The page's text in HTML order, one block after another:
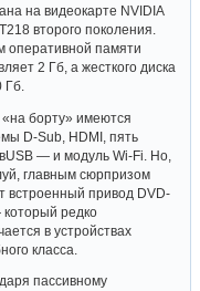
на видеокарте NVIDIA
второго поколения.
оперативной памяти
2 Гб, а жесткого диска
«на борту» имеются
D-Sub, HDMI, пять
— и модуль Wi-Fi. Но,
главным сюрпризом
встроенный привод DVD-
редко
в устройствах
класса.
пассивному